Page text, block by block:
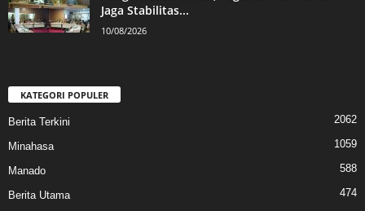
Jaga Stabilitas...
10/08/2026
KATEGORI POPULER
Berita Terkini 2062
Minahasa 1059
Manado 588
Berita Utama 474